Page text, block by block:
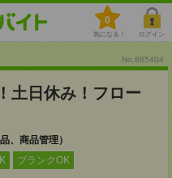
0
気になる！ ログイン
No.885404
土日休み！フロー
、商品管理）
ブランクOK